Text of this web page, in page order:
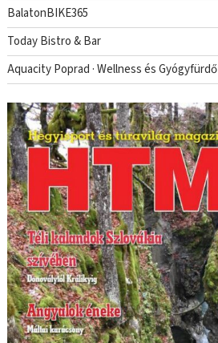
BalatonBIKE365
Today Bistro & Bar
Aquacity Poprad · Wellness és Gyógyfürdő